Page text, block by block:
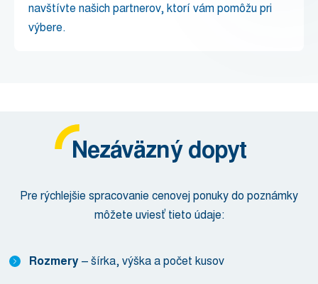
navštívte našich partnerov, ktorí vám pomôžu pri
výbere.
Nezáväzný dopyt
Pre rýchlejšie spracovanie cenovej ponuky do poznámky
môžete uviesť tieto údaje:
Rozmery – šírka, výška a počet kusov